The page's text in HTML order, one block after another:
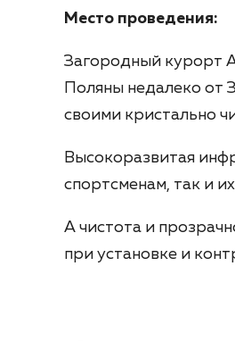
Место проведения:
Загородный курорт
Поляны недалеко от
своими кристально
Высокоразвитая
спортсменам, так и
А чистота и
при установке и